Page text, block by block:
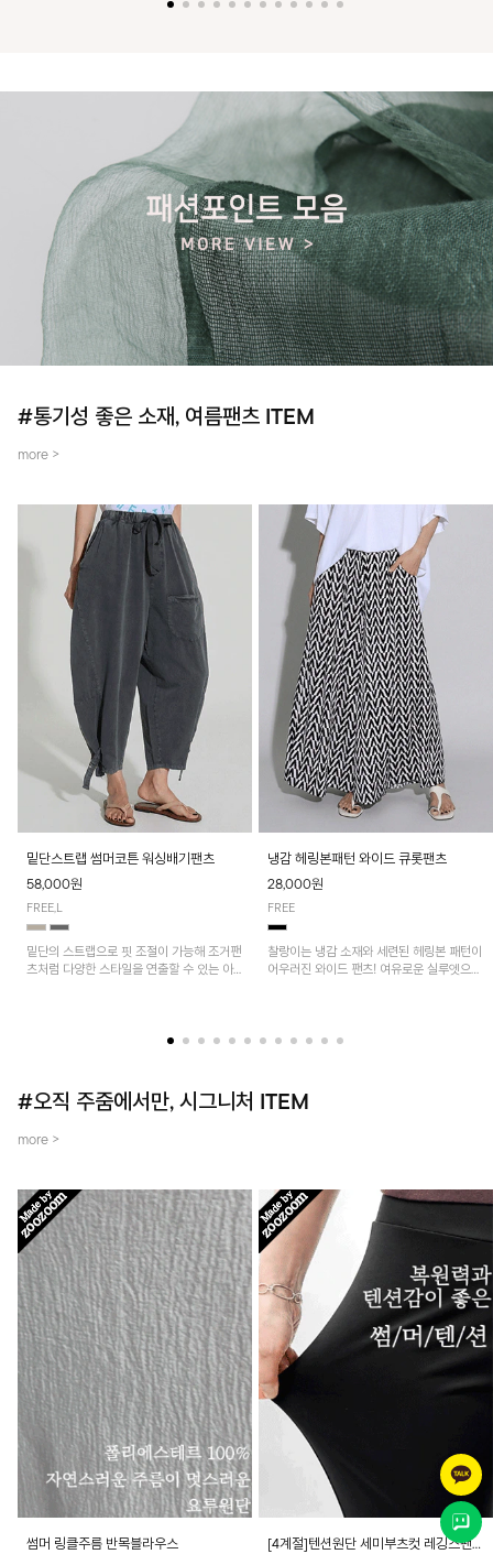
#통기성 좋은 소재, 여름팬츠 ITEM
more >
밑단스트랩 썸머코튼 워싱배기팬츠
58,000원
FREE,L
밑단의 스트랩으로 핏 조절이 가능해 조거팬
츠처럼 다양한 스타일을 연출할 수 있는 아
냉감 헤링본패턴 와이드 큐롯팬츠
28,000원
FREE
찰랑이는 냉감 소재와 세련된 헤링본 패턴이
어우러진 와이드 팬츠! 여유로운 실루엣으로
#오직 주줌에서만, 시그니처 ITEM
more >
썸머 링클주름 반목블라우스 [4계절]텐션원단 세미부츠컷 레깅스팬